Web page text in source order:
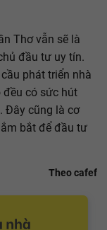
Thơ vẫn sẽ là
đầu tư uy tín.
phát triển nhà
đều có sức hút
Đây cũng là cơ
bắt để đầu tư
Theo cafef